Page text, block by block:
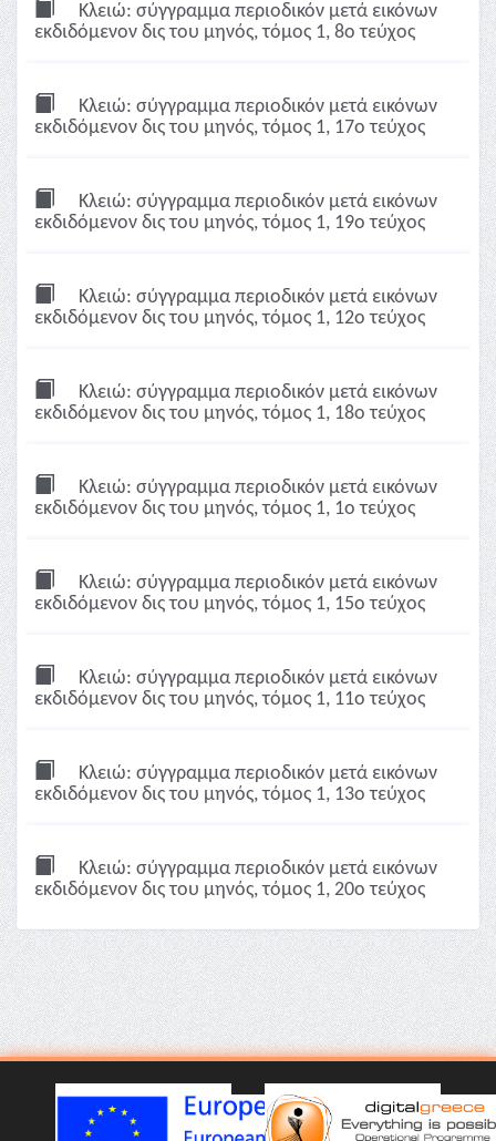
Κλειώ: σύγγραμμα περιοδικόν μετά εικόνων
εκδιδόμενον δις του μηνός, τόμος 1, 8ο τεύχος
Κλειώ: σύγγραμμα περιοδικόν μετά εικόνων
εκδιδόμενον δις του μηνός, τόμος 1, 17ο τεύχος
Κλειώ: σύγγραμμα περιοδικόν μετά εικόνων
εκδιδόμενον δις του μηνός, τόμος 1, 19ο τεύχος
Κλειώ: σύγγραμμα περιοδικόν μετά εικόνων
εκδιδόμενον δις του μηνός, τόμος 1, 12ο τεύχος
Κλειώ: σύγγραμμα περιοδικόν μετά εικόνων
εκδιδόμενον δις του μηνός, τόμος 1, 18ο τεύχος
Κλειώ: σύγγραμμα περιοδικόν μετά εικόνων
εκδιδόμενον δις του μηνός, τόμος 1, 1ο τεύχος
Κλειώ: σύγγραμμα περιοδικόν μετά εικόνων
εκδιδόμενον δις του μηνός, τόμος 1, 15ο τεύχος
Κλειώ: σύγγραμμα περιοδικόν μετά εικόνων
εκδιδόμενον δις του μηνός, τόμος 1, 11ο τεύχος
Κλειώ: σύγγραμμα περιοδικόν μετά εικόνων
εκδιδόμενον δις του μηνός, τόμος 1, 13ο τεύχος
Κλειώ: σύγγραμμα περιοδικόν μετά εικόνων
εκδιδόμενον δις του μηνός, τόμος 1, 20ο τεύχος